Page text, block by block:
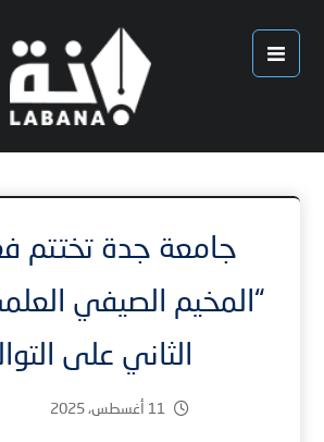
جامعة جدة تختتم
“المخيم الصيفي
الثاني على
11 أغسطس، 2025